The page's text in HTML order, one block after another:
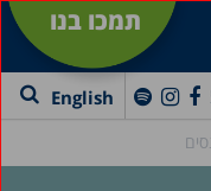
תמכו בנו
English